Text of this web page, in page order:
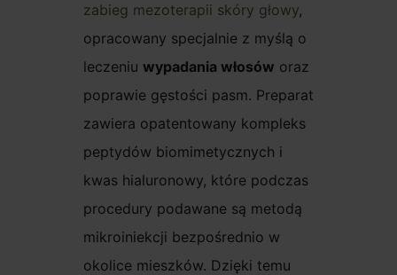
zabieg mezoterapii skóry głowy,
opracowany specjalnie z myślą o
leczeniu wypadania włosów oraz
poprawie gęstości pasm. Preparat
zawiera opatentowany kompleks
peptydów biomimetycznych i
kwas hialuronowy, które podczas
procedury podawane są metodą
mikroiniekcji bezpośrednio w
okolice mieszków. Dzięki temu